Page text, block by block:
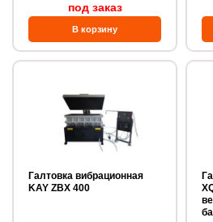
под заказ
Галтовка вибрационная
KAY ZBX 400